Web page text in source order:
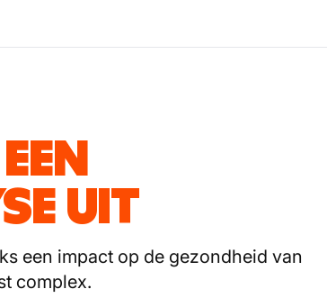
UIT
een impact op de gezondheid van
complex.